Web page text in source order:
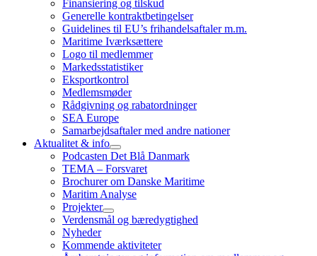
Finansiering og tilskud
Generelle kontraktbetingelser
Guidelines til EU’s frihandelsaftaler m.m.
Maritime Iværksættere
Logo til medlemmer
Markedsstatistiker
Eksportkontrol
Medlemsmøder
Rådgivning og rabatordninger
SEA Europe
Samarbejdsaftaler med andre nationer
Aktualitet & info
Podcasten Det Blå Danmark
TEMA – Forsvaret
Brochurer om Danske Maritime
Maritim Analyse
Projekter
Verdensmål og bæredygtighed
Nyheder
Kommende aktiviteter